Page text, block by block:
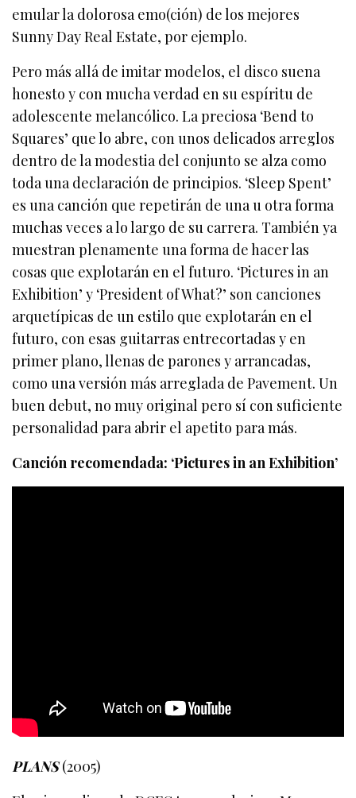
emular la dolorosa emo(ción) de los mejores
Sunny Day Real Estate, por ejemplo.
Pero más allá de imitar modelos, el disco suena
honesto y con mucha verdad en su espíritu de
adolescente melancólico. La preciosa ‘Bend to
Squares’ que lo abre, con unos delicados arreglos
dentro de la modestia del conjunto se alza como
toda una declaración de principios. ‘Sleep Spent’
es una canción que repetirán de una u otra forma
muchas veces a lo largo de su carrera. También ya
muestran plenamente una forma de hacer las
cosas que explotarán en el futuro. ‘Pictures in an
Exhibition’ y ‘President of What?’ son canciones
arquetípicas de un estilo que explotarán en el
futuro, con esas guitarras entrecortadas y en
primer plano, llenas de parones y arrancadas,
como una versión más arreglada de Pavement. Un
buen debut, no muy original pero sí con suficiente
personalidad para abrir el apetito para más.
Canción recomendada: ‘Pictures in an Exhibition’
PLANS (2005)